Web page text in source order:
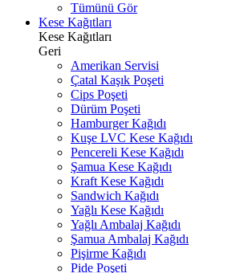
Tümünü Gör
Kese Kağıtları
Kese Kağıtları
Geri
Amerikan Servisi
Çatal Kaşık Poşeti
Cips Poşeti
Dürüm Poşeti
Hamburger Kağıdı
Kuşe LVC Kese Kağıdı
Pencereli Kese Kağıdı
Şamua Kese Kağıdı
Kraft Kese Kağıdı
Sandwich Kağıdı
Yağlı Kese Kağıdı
Yağlı Ambalaj Kağıdı
Şamua Ambalaj Kağıdı
Pişirme Kağıdı
Pide Poşeti